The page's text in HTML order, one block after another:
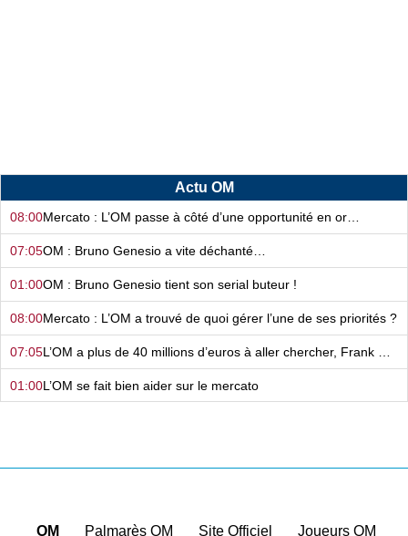
Actu OM
08:00Mercato : L’OM passe à côté d’une opportunité en or…
07:05OM : Bruno Genesio a vite déchanté…
01:00OM : Bruno Genesio tient son serial buteur !
08:00Mercato : L’OM a trouvé de quoi gérer l’une de ses priorités ?
07:05
01:00L’OM se fait bien aider sur le mercato
OM Palmarès OM Site Officiel Joueurs OM